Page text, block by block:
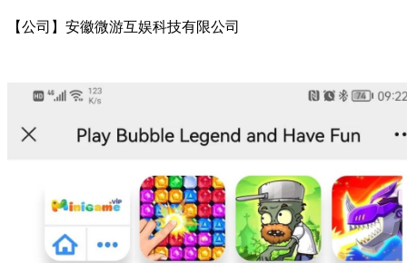
【公司】安徽微游互娱科技有限公司